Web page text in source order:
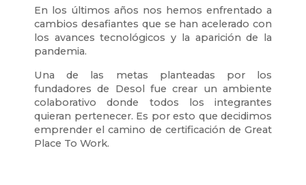
En los últimos años nos hemos enfrentado a
cambios desafiantes que se han acelerado con
los avances tecnológicos y la aparición de la
pandemia.
Una de las metas planteadas por los
fundadores de Desol fue crear un ambiente
colaborativo donde todos los integrantes
quieran pertenecer. Es por esto que decidimos
emprender el camino de certificación de Great
Place To Work.